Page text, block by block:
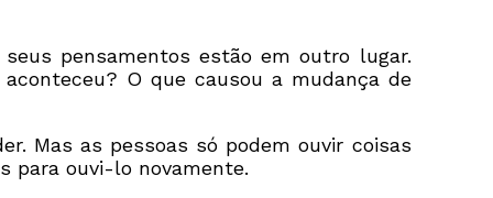
pensamentos estão em outro lugar.
O que causou a mudança de
Mas as pessoas só podem ouvir coisas
para ouvi-lo novamente.